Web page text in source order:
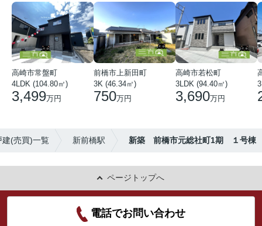
高崎市常盤町
4LDK (104.80㎡)
3,499万円
前橋市上新田町
3K (46.34㎡)
750万円
高崎市若松町
3LDK (94.40㎡)
3,690万円
建(売買)一覧 新前橋駅 新築 前橋市元総社町1期 １号棟
ページトップへ
電話でお問い合わせ